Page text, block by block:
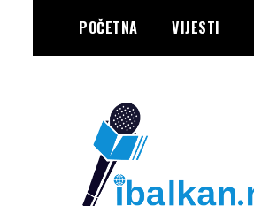
content
POČETNA VIJESTI